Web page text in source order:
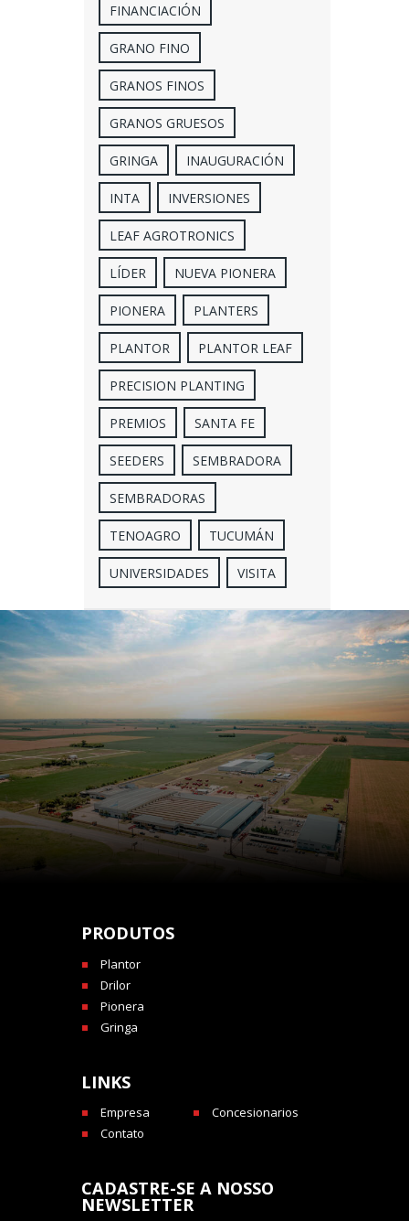
FINANCIACIÓN
GRANO FINO
GRANOS FINOS
GRANOS GRUESOS
GRINGA INAUGURACIÓN
INTA INVERSIONES
LEAF AGROTRONICS
LÍDER NUEVA PIONERA
PIONERA PLANTERS
PLANTOR PLANTOR LEAF
PRECISION PLANTING
PREMIOS SANTA FE
SEEDERS SEMBRADORA
SEMBRADORAS
TENOAGRO TUCUMÁN
UNIVERSIDADES VISITA
PRODUTOS
Plantor
Drilor
Pionera
Gringa
LINKS
Empresa
Concesionarios
Contato
CADASTRE-SE A NOSSO
NEWSLETTER